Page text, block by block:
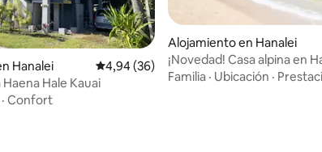
de 5. 77 evaluaciones
Hanalei Calificación promedio: 4,94 de 5. 36
4,94 (36)
Hale Kauai
· Confort
Alojamiento en Hanalei
¡Novedad! Casa alpina en
Tunnels Beach
Familia · Ubicación ·